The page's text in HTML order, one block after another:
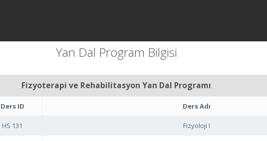
Yan Dal Program Bilgisi
Fizyoterapi ve Rehabilitasyon Yan Dal Programı
Ders ID Ders Adı
HS 131 Fizyoloji I